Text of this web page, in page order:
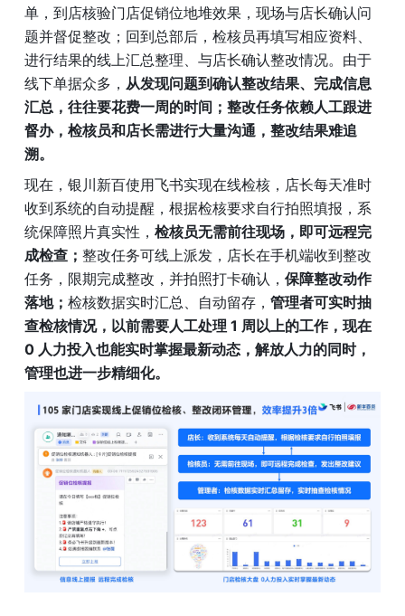
单，到店核验门店促销位地堆效果，现场与店长确认问
题并督促整改；回到总部后，检核员再填写相应资料、
进行结果的线上汇总整理、与店长确认整改情况。由于
线下单据众多， 从发现问题到确认整改结果、完成信息
汇总，往往要花费一周的时间；整改任务依赖人工跟进
督办，检核员和店长需进行大量沟通，整改结果难追
溯。
现在，银川新百使用飞书实现在线检核，店长每天准时
收到系统的自动提醒，根据检核要求自行拍照填报，系
统保障照片真实性， 检核员无需前往现场，即可远程完
成检查； 整改任务可线上派发，店长在手机端收到整改
任务，限期完成整改，并拍照打卡确认， 保障整改动作
落地； 检核数据实时汇总、自动留存， 管理者可实时抽
查检核情况，以前需要人工处理 1 周以上的工作，现在
0 人力投入也能实时掌握最新动态，解放人力的同时，
管理也进一步精细化。